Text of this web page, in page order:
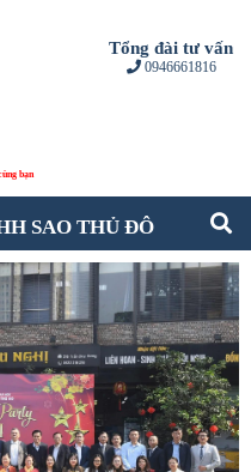
Tổng đài tư vấn
0946661816
SAO THỦ ĐÔ